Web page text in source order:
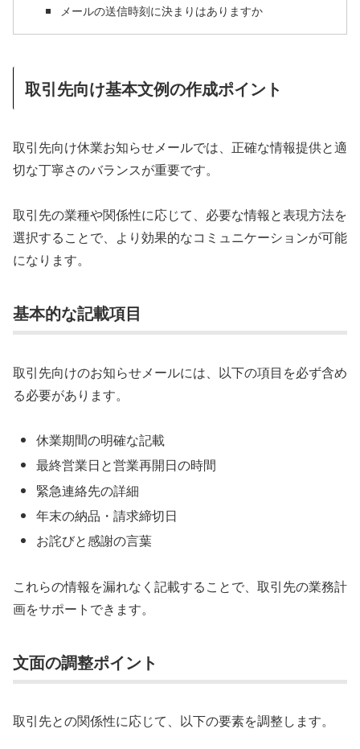
メールの送信時刻に決まりはありますか
取引先向け基本文例の作成ポイント
取引先向け休業お知らせメールでは、正確な情報提供と適
切な丁寧さのバランスが重要です。
取引先の業種や関係性に応じて、必要な情報と表現方法を
選択することで、より効果的なコミュニケーションが可能
になります。
基本的な記載項目
取引先向けのお知らせメールには、以下の項目を必ず含め
る必要があります。
休業期間の明確な記載
最終営業日と営業再開日の時間
緊急連絡先の詳細
年末の納品・請求締切日
お詫びと感謝の言葉
これらの情報を漏れなく記載することで、取引先の業務計
画をサポートできます。
文面の調整ポイント
取引先との関係性に応じて、以下の要素を調整します。